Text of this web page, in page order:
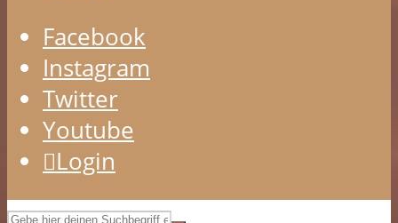
Facebook
Instagram
Twitter
Youtube
Login